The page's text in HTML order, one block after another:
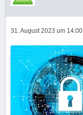
31. August 2023 um 14:00